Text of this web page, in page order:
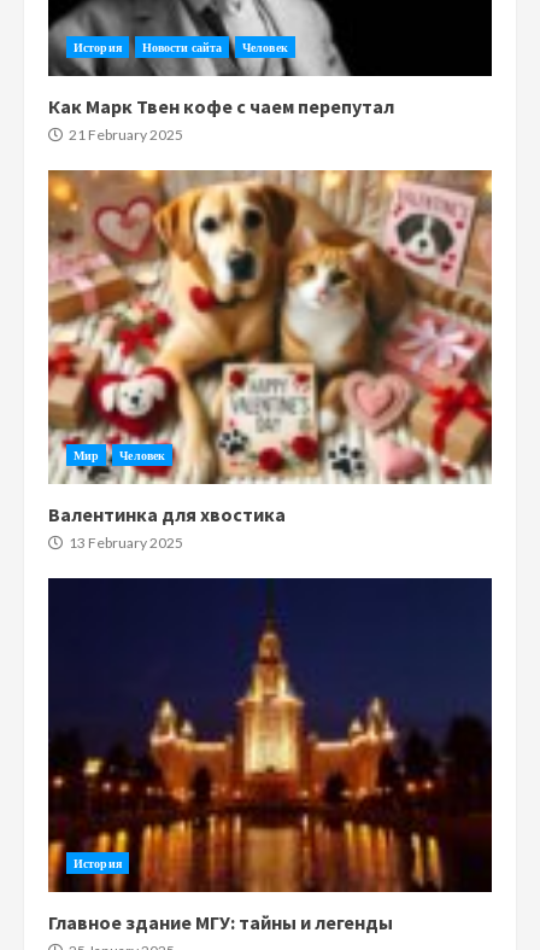
История Новости сайта Человек
Как Марк Твен кофе с чаем перепутал
21 February 2025
Мир Человек
Валентинка для хвостика
13 February 2025
История
Главное здание МГУ: тайны и легенды